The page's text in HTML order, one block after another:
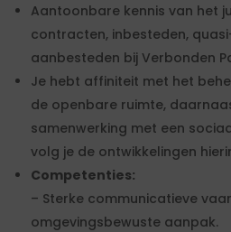
Aantoonbare kennis van het
contracten, inbesteden,
aanbesteden bij Verbonden
Je hebt affiniteit met het
de openbare ruimte,
samenwerking met een
volg je de ontwikkelingen
Competenties:
– Sterke communicatieve
omgevingsbewuste aanpak.